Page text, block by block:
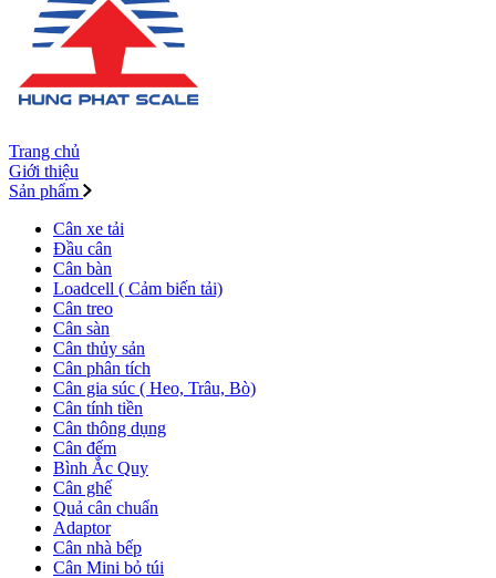
Trang chủ
Giới thiệu
Sản phẩm
Cân xe tải
Đầu cân
Cân bàn
Loadcell ( Cảm biến tải)
Cân treo
Cân sàn
Cân thủy sản
Cân phân tích
Cân gia súc ( Heo, Trâu, Bò)
Cân tính tiền
Cân thông dụng
Cân đếm
Bình Ắc Quy
Cân ghế
Quả cân chuẩn
Adaptor
Cân nhà bếp
Cân Mini bỏ túi